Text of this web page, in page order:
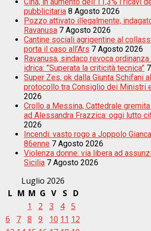
pubblicitaria 8 Agosto 2026
Pozzo attivato illegalmente,
Ravanusa 7 Agosto 2026
Cantine sociali agrigentine al
porta il caso all’Ars 7 Agosto 2026
Ravanusa, sindaco revoca
idrica: ”Superata la criticità tecnica”
Super Zes, ok dalla Giunta Schifani
protocollo tra Consiglio dei Ministri
2026
Crollo a Messina, Cattedrale
ad Alessandra Frazzica: oggi lutto
2026
Incendi: vasto rogo a Joppolo
86enne 7 Agosto 2026
Violenza donne: via libera ad
Sicilia 7 Agosto 2026
Luglio 2026
L M M G V S
D
1
2 3 4 5
6
7 8 9 10 11 12